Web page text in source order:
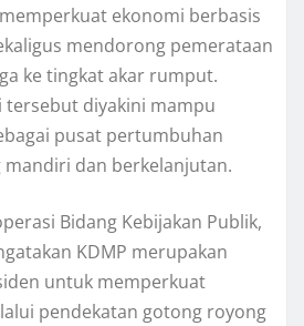
ekonomi berbasis
mendorong pemerataan
ke tingkat akar rumput.
tersebut diyakini mampu
pusat pertumbuhan
dan berkelanjutan.
Bidang Kebijakan Publik,
KDMP merupakan
untuk memperkuat
pendekatan gotong royong